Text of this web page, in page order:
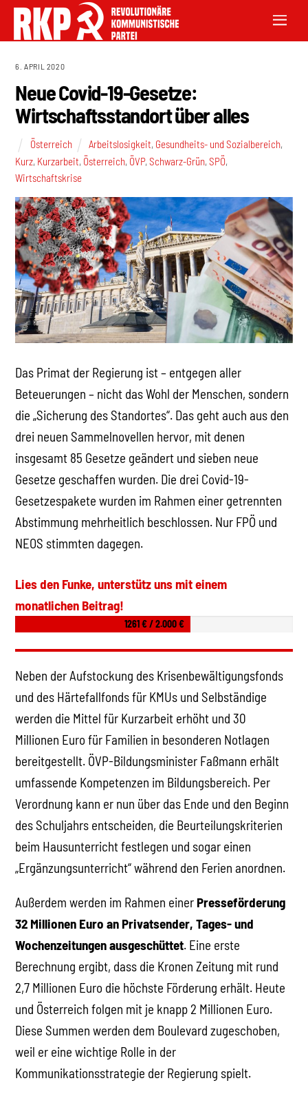
6. APRIL 2020
Neue Covid-19-Gesetze:
Wirtschaftsstandort über alles
Österreich Arbeitslosigkeit, Gesundheits- und Sozialbereich,
Kurz, Kurzarbeit, Österreich, ÖVP,Schwarz-Grün,SPÖ,
Wirtschaftskrise
Das Primat der Regierung ist – entgegen aller
Beteuerungen – nicht das Wohl der Menschen, sondern
die „Sicherung des Standortes“. Das geht auch aus den
drei neuen Sammelnovellen hervor, mit denen
insgesamt 85 Gesetze geändert und sieben neue
Gesetze geschaffen wurden. Die drei Covid-19-
Gesetzespakete wurden im Rahmen einer getrennten
Abstimmung mehrheitlich beschlossen. Nur FPÖ und
NEOS stimmten dagegen.
Lies den Funke, unterstütz uns mit einem
monatlichen Beitrag!
1261 € / 2.000 €
Neben der Aufstockung des Krisenbewältigungsfonds
und des Härtefallfonds für KMUs und Selbständige
werden die Mittel für Kurzarbeit erhöht und 30
Millionen Euro für Familien in besonderen Notlagen
bereitgestellt. ÖVP-Bildungsminister Faßmann erhält
umfassende Kompetenzen im Bildungsbereich. Per
Verordnung kann er nun über das Ende und den Beginn
des Schuljahrs entscheiden, die Beurteilungskriterien
beim Hausunterricht festlegen und sogar einen
„Ergänzungsunterricht“ während den Ferien anordnen.
Außerdem werden im Rahmen einer Presseförderung
32 Millionen Euro an Privatsender, Tages- und
Wochenzeitungen ausgeschüttet. Eine erste
Berechnung ergibt, dass die Kronen Zeitung mit rund
2,7 Millionen Euro die höchste Förderung erhält. Heute
und Österreich folgen mit je knapp 2 Millionen Euro.
Diese Summen werden dem Boulevard zugeschoben,
weil er eine wichtige Rolle in der
Kommunikationsstrategie der Regierung spielt.